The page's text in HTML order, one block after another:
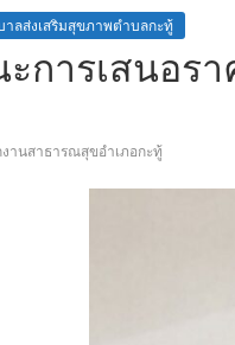
าลส่งเสริมสุขภาพตำบลกะทู้
การเสนอร
านสาธารณสุขอำเภอกะทู้